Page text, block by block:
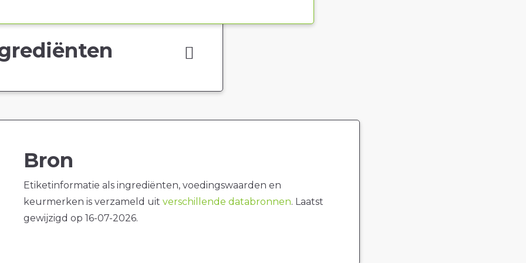
Bron
Etiketinformatie als ingrediënten, voedingswaarden en
keurmerken is verzameld uit verschillende databronnen. Laatst
gewijzigd op 16-07-2026.